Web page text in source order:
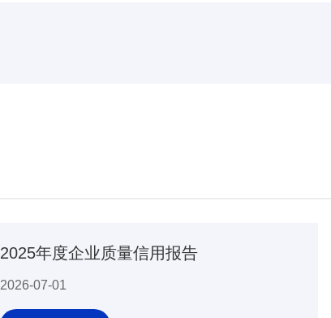
2025年度企业质量信用报告
2026-07-01